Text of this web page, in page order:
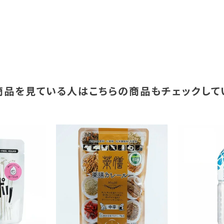
品を見ている人はこちらの商品もチェックし